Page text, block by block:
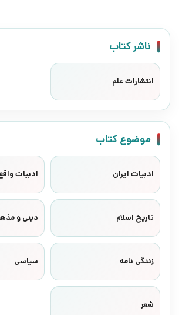
ناشر کتاب
انتشارات علم
موضوع کتاب
ادبیات ایران ادبیات
تاریخ اسلام دینی و
زندگی نامه سیاسی
شعر